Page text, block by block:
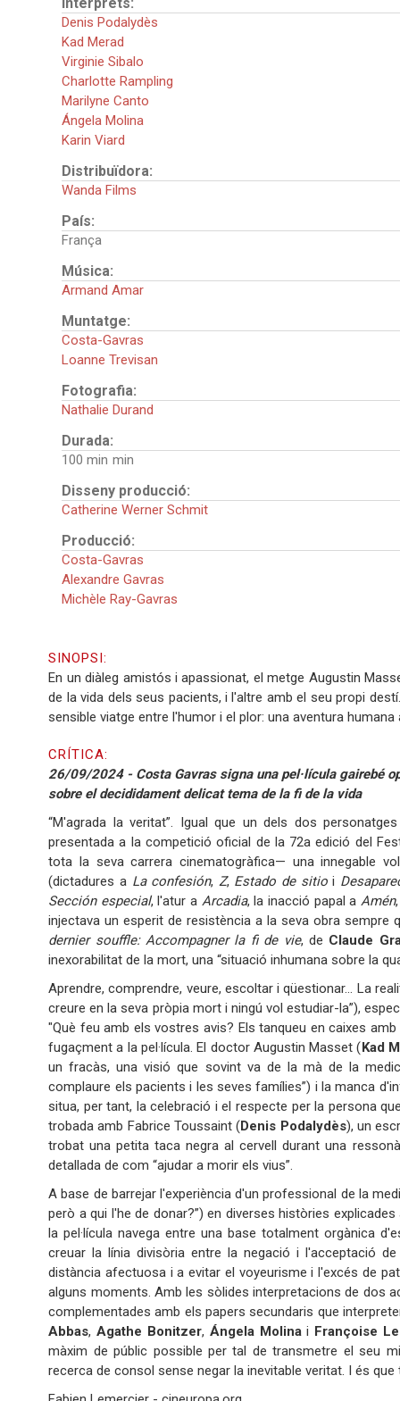
Denis Podalydès
Kad Merad
Virginie Sibalo
Charlotte Rampling
Marilyne Canto
Ángela Molina
Karin Viard
Distribuïdora:
Wanda Films
País:
França
Música:
Armand Amar
Muntatge:
Costa-Gavras
Loanne Trevisan
Fotografia:
Nathalie Durand
Durada:
100 min
Disseny producció:
Catherine Werner Schmit
Producció:
Costa-Gavras
Alexandre Gavras
Michèle Ray-Gavras
SINOPSI:
En un diàleg amistós i apassionat, el metge Augustin
de la vida dels seus pacients, i l'altre amb el seu propi
sensible viatge entre l'humor i el plor: una aventura
CRÍTICA:
26/09/2024 - Costa Gavras signa una pel·lícula gairebé
sobre el decididament delicat tema de la fi de la vida
“M'agrada la veritat”. Igual que un dels dos
presentada a la competició oficial de la 72a edició del
tota la seva carrera cinematogràfica— una innegable
(dictadures a La confesión, Z, Estado de sitioi
Sección especial, l'atur a Arcadia, la inacció papal aAmén
injectava un esperit de resistència a la seva obra sempre
dernier souffle: Accompagner la fi de vie, de Claude
inexorabilitat de la mort, una “situació inhumana sobre la
Aprendre, comprendre, veure, escoltar i qüestionar… La
creure en la seva pròpia mort i ningú vol estudiar-la”),
"Què feu amb els vostres avis? Els tanqueu en caixes
fugaçment a la pel·lícula. El doctor Augustin Masset (Kad
un fracàs, una visió que sovint va de la mà de la
complaure els pacients i les seves famílies”) i la manca
situa, per tant, la celebració i el respecte per la persona
trobada amb Fabrice Toussaint (Denis Podalydès), un
trobat una petita taca negra al cervell durant una
detallada de com “ajudar a morir els vius”.
A base de barrejar l'experiència d'un professional de la
però a qui l'he de donar?”) en diverses històries
la pel·lícula navega entre una base totalment orgànica
creuar la línia divisòria entre la negació i l'acceptació
distància afectuosa i a evitar el voyeurisme i l'excés de
alguns moments. Amb les sòlides interpretacions de dos
complementades amb els papers secundaris que
Abbas,Agathe Bonitzer, Ángela Molinai Françoise
màxim de públic possible per tal de transmetre el seu
recerca de consol sense negar la inevitable veritat. I és que